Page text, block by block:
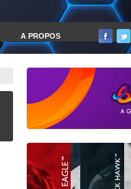
A PROPOS